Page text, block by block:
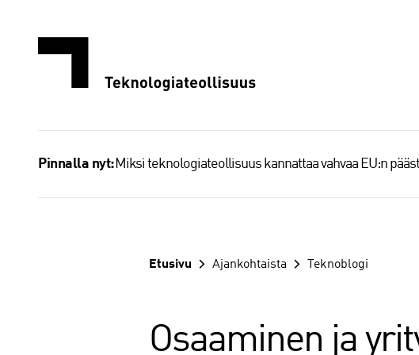
Pinnalla nyt: Miksi teknologiateollisuus kannattaa vahvaa EU:n
Etusivu Ajankohtaista Teknoblogi
Osaaminen ja